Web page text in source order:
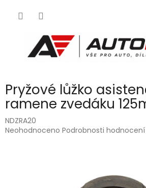
Pryžové lůžko
ramene zvedáku
NDZRA20
Průměrné
Neohodnoceno Podrobnosti hodnocení